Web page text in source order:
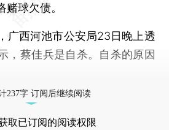
球欠债。
西河池市公安局23日晚上透
，蔡佳兵是自杀。自杀的原因
237字 订阅后继续阅读
取已订阅的阅读权限